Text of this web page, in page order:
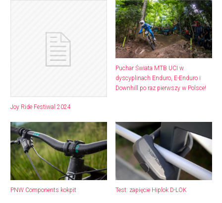
Joy Ride Festiwal 2024
Puchar Świata MTB UCI w
dyscyplinach Enduro, E-Enduro i
Downhill po raz pierwszy w Polsce!
PNW Components kokpit Test: zapięcie Hiplok D-LOK